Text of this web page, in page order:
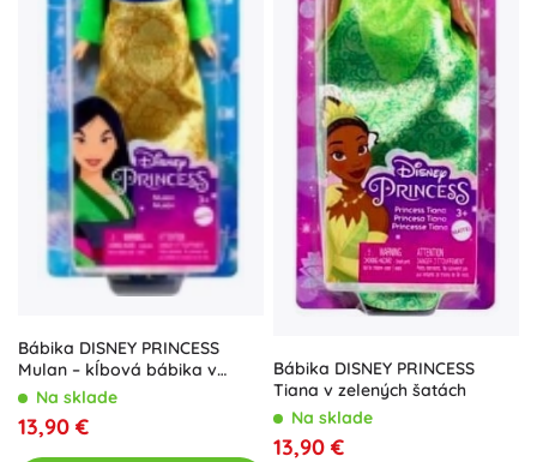
Bábika DISNEY PRINCESS
Mulan – kĺbová bábika v
ikonickom outfite
Na sklade
13,90 €
Bábika DISNEY PRINCESS
Tiana v zelených šatách
Na sklade
13,90 €